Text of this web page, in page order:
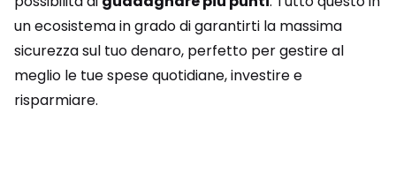
un ecosistema in grado di garantirti la massima
sicurezza sul tuo denaro, perfetto per gestire al
meglio le tue spese quotidiane, investire e
risparmiare.